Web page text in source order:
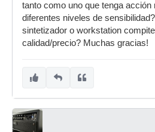
tanto como uno que tenga acción
diferentes niveles de
sintetizador o workstation
calidad/precio? Muchas gracias!